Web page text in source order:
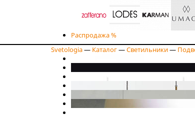
Распродажа %
Svetologia— Каталог—Светильники—